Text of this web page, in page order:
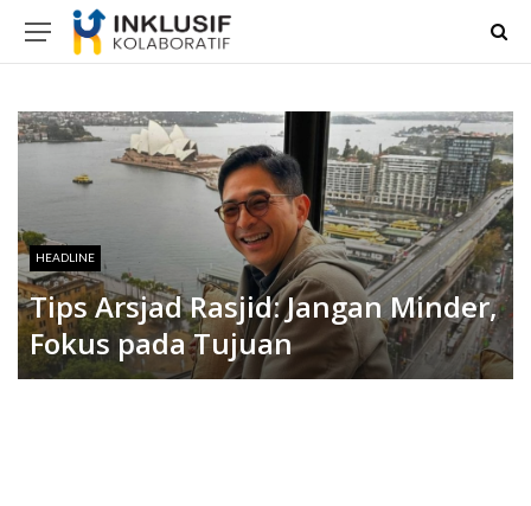
HEADLINE
Tips Arsjad Rasjid: Jangan Minder,
Fokus pada Tujuan